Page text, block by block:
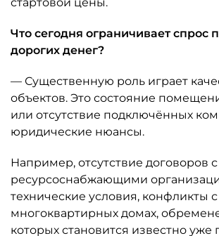
Что сегодня ограничивает спрос
дорогих денег?
— Существенную роль играет
объектов. Это состояние
или отсутствие подключённых
юридические нюансы.
Например, отсутствие договоров с
ресурсоснабжающими
технические условия, конфликты
многоквартирных домах,
которых становится известно уже